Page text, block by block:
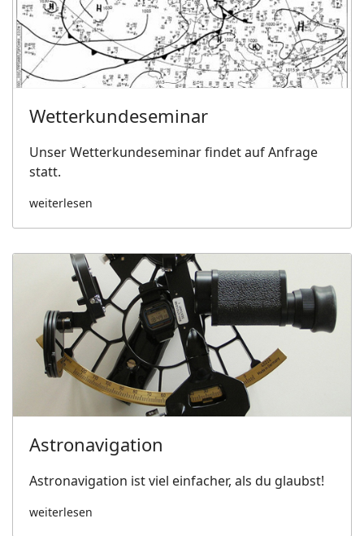
Wetterkundeseminar
Unser Wetterkundeseminar findet auf Anfrage
statt.
weiterlesen
Astronavigation
Astronavigation ist viel einfacher, als du glaubst!
weiterlesen